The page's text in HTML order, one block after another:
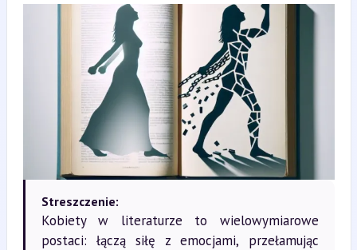
Streszczenie:
Kobiety w literaturze to wielowymiarowe
postaci: łączą siłę z emocjami, przełamując